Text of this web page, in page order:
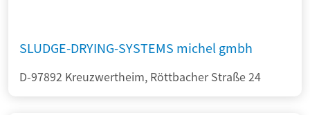
SLUDGE-DRYING-SYSTEMS michel gmbh
D-97892 Kreuzwertheim, Röttbacher Straße 24